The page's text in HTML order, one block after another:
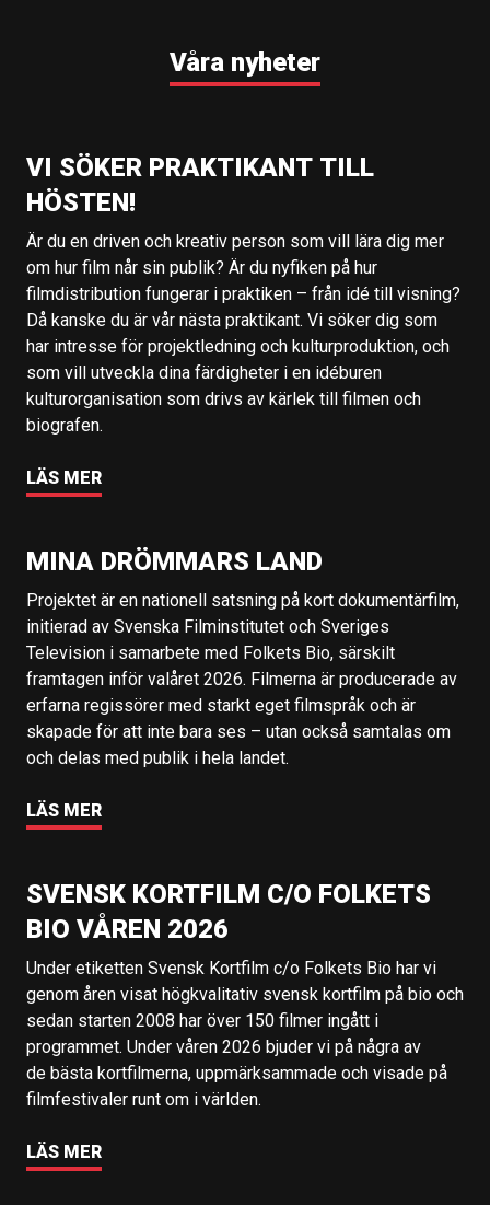
Våra nyheter
VI SÖKER PRAKTIKANT TILL
HÖSTEN!
Är du en driven och kreativ person som vill lära dig mer
om hur film når sin publik? Är du nyfiken på hur
filmdistribution fungerar i praktiken – från idé till visning?
Då kanske du är vår nästa praktikant. Vi söker dig som
har intresse för projektledning och kulturproduktion, och
som vill utveckla dina färdigheter i en idéburen
kulturorganisation som drivs av kärlek till filmen och
biografen.
LÄS MER
MINA DRÖMMARS LAND
Projektet är en nationell satsning på kort dokumentärfilm,
initierad av Svenska Filminstitutet och Sveriges
Television i samarbete med Folkets Bio, särskilt
framtagen inför valåret 2026. Filmerna är producerade av
erfarna regissörer med starkt eget filmspråk och är
skapade för att inte bara ses – utan också samtalas om
och delas med publik i hela landet.
LÄS MER
SVENSK KORTFILM C/O FOLKETS
BIO VÅREN 2026
Under etiketten Svensk Kortfilm c/o Folkets Bio har vi
genom åren visat högkvalitativ svensk kortfilm på bio och
sedan starten 2008 har över 150 filmer ingått i
programmet. Under våren 2026 bjuder vi på några av
de bästa kortfilmerna, uppmärksammade och visade på
filmfestivaler runt om i världen.
LÄS MER